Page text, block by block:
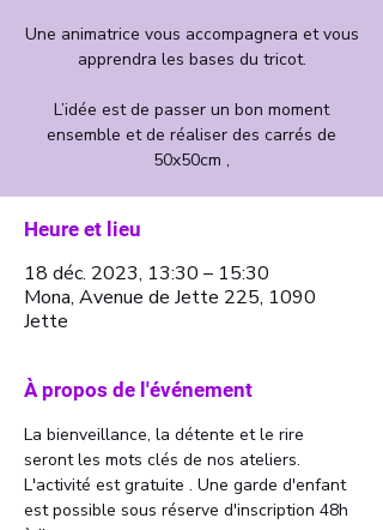
Une animatrice vous accompagnera et vous
apprendra les bases du tricot.
L’idée est de passer un bon moment
ensemble et de réaliser des carrés de
Heure et lieu
18 déc. 2023, 13:30 – 15:30
Mona, Avenue de Jette 225, 1090
Jette
À propos de l'événement
La bienveillance, la détente et le rire
seront les mots clés de nos ateliers.
L'activité est gratuite . Une garde d'enfant
est possible sous réserve d'inscription 48h